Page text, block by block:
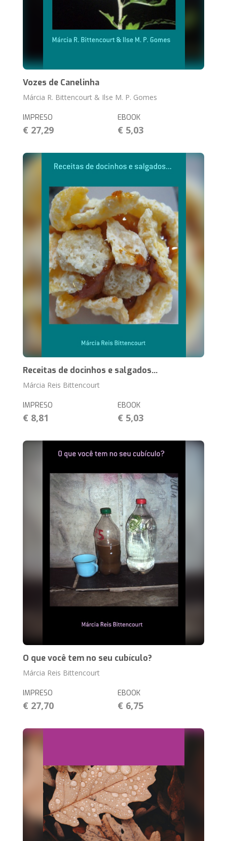
Vozes de Canelinha
Márcia R. Bittencourt & Ilse M. P. Gomes
IMPRESO
€ 27,29
EBOOK
€ 5,03
Receitas de docinhos e salgados...
Márcia Reis Bittencourt
IMPRESO
€ 8,81
EBOOK
€ 5,03
O que você tem no seu cubículo?
Márcia Reis Bittencourt
IMPRESO
€ 27,70
EBOOK
€ 6,75